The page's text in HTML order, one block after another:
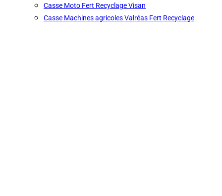
Casse Moto Fert Recyclage Visan
Casse Machines agricoles Valréas Fert Recyclage